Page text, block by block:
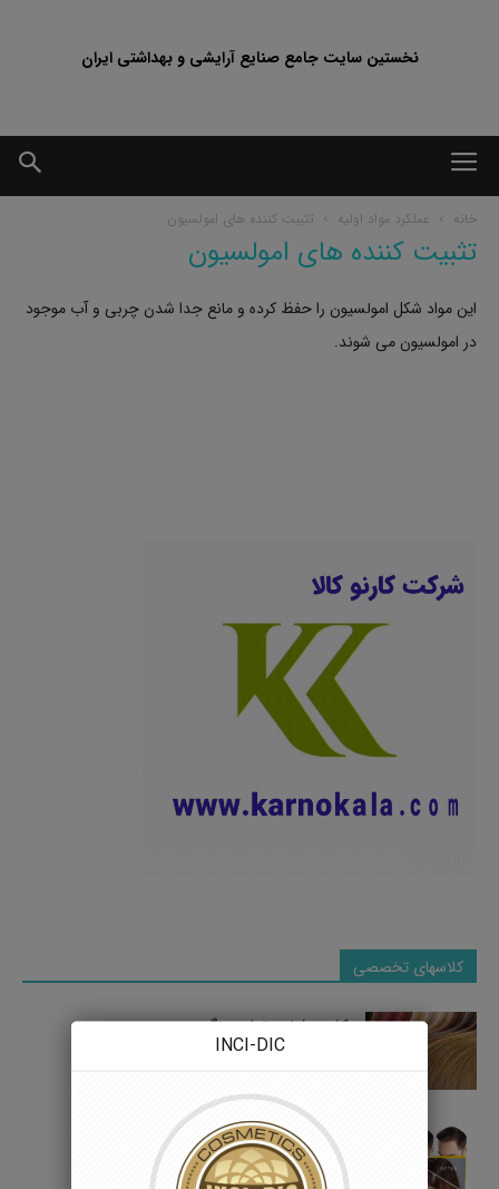
نخستین سایت جامع صنایع آرایشی و بهداشتی ایران
خانه عملکرد مواد اولیه تثبیت کننده های امولسیون
تثبیت کننده های امولسیون
این مواد شکل امولسیون را حفظ کرده و مانع جدا شدن چربی و آب موجود
در امولسیون می شوند.
کلاسهای تخصصی
کلاس فرایند تولید رنگ مو
کلاس فرایند تولید تونیک
5 جولای 2022
INCI-DIC